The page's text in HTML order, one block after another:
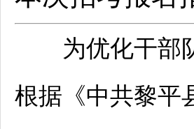
为优化干部队
根据《中共黎平